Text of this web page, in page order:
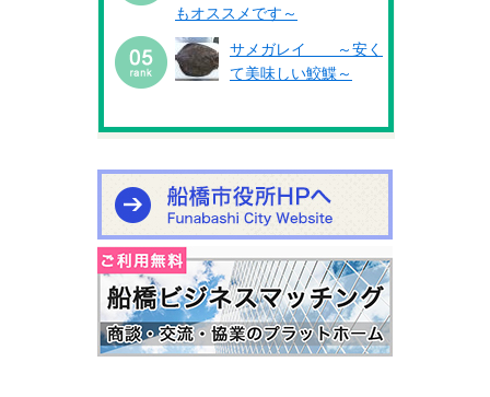
もオススメです～
サメガレイ ～安く
て美味しい鮫鰈～